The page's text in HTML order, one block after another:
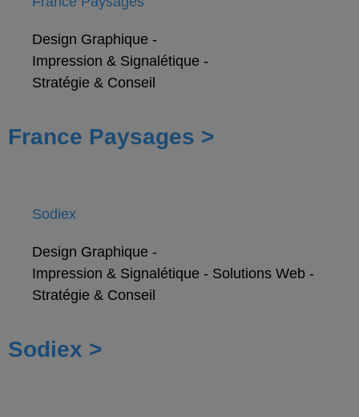
Design Graphique -
Impression & Signalétique -
Stratégie & Conseil
France Paysages >
Sodiex
Design Graphique -
Impression & Signalétique - Solutions Web -
Stratégie & Conseil
Sodiex >